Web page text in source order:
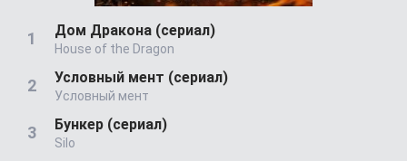
Дом Дракона (сериал)
House of the Dragon
Условный мент (сериал)
Условный мент
Бункер (сериал)
Silo